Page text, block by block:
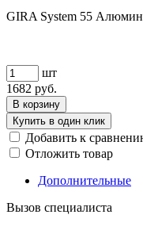
GIRA System 55
шт
1682 руб.
В корзину
Купить в один клик
Добавить к
Отложить товар
Дополнительные
Вызов специалиста